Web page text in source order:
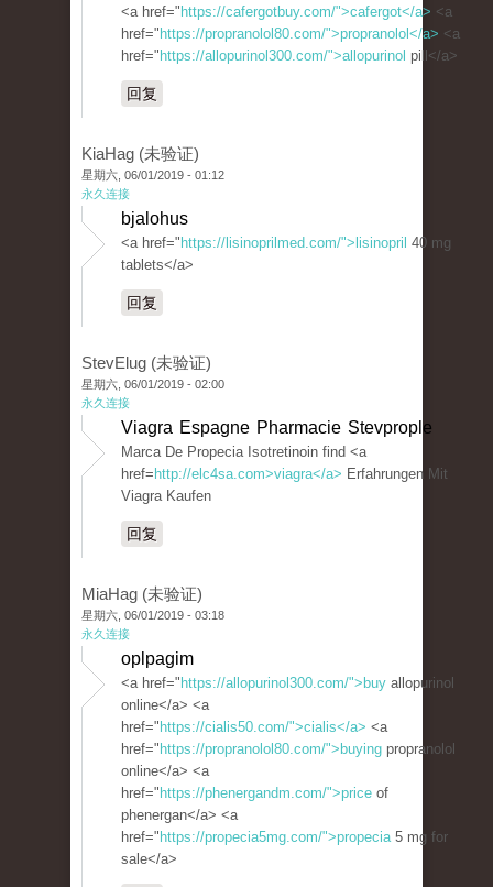
<a href=" https://cafergotbuy.com/">cafergot</a> <a
href=" https://propranolol80.com/">propranolol</a> <a
href=" https://allopurinol300.com/">allopurinol pill</a>
回复
KiaHag (未验证)
星期六, 06/01/2019 - 01:12
永久连接
bjalohus
<a href=" https://lisinoprilmed.com/">lisinopril 40 mg
tablets</a>
回复
StevElug (未验证)
星期六, 06/01/2019 - 02:00
永久连接
Viagra Espagne Pharmacie Stevprople
Marca De Propecia Isotretinoin find <a
href= http://elc4sa.com>viagra</a> Erfahrungen Mit
Viagra Kaufen
回复
MiaHag (未验证)
星期六, 06/01/2019 - 03:18
永久连接
oplpagim
<a href=" https://allopurinol300.com/">buy allopurinol
online</a> <a
href=" https://cialis50.com/">cialis</a> <a
href=" https://propranolol80.com/">buying propranolol
online</a> <a
href=" https://phenergandm.com/">price of
phenergan</a> <a
href=" https://propecia5mg.com/">propecia5 mg for
sale</a>